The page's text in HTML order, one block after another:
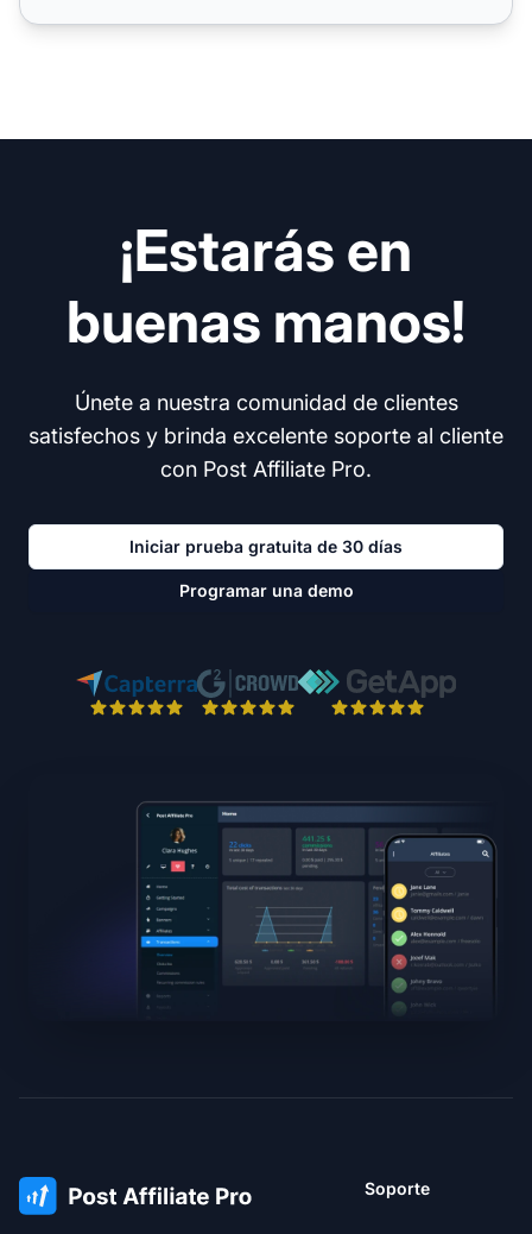
¡Estarás en
buenas manos!
Únete a nuestra comunidad de clientes
satisfechos y brinda excelente soporte al cliente
con Post Affiliate Pro.
Iniciar prueba gratuita de 30 días
Programar una demo
Soporte